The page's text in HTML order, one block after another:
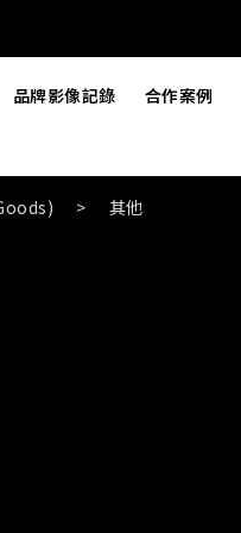
品牌影像記錄 合作案例
> 其他